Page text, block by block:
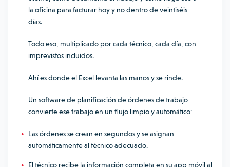
la oficina para facturar hoy y no dentro de veintiséis
días.
Todo eso, multiplicado por cada técnico, cada día, con
imprevistos incluidos.
Ahí es donde el Excel levanta las manos y se rinde.
Un software de planificación de órdenes de trabajo
convierte ese trabajo en un flujo limpio y automático:
Las órdenes se crean en segundos y se asignan
automáticamente al técnico adecuado.
El técnico recibe la información completa en su app móvil al